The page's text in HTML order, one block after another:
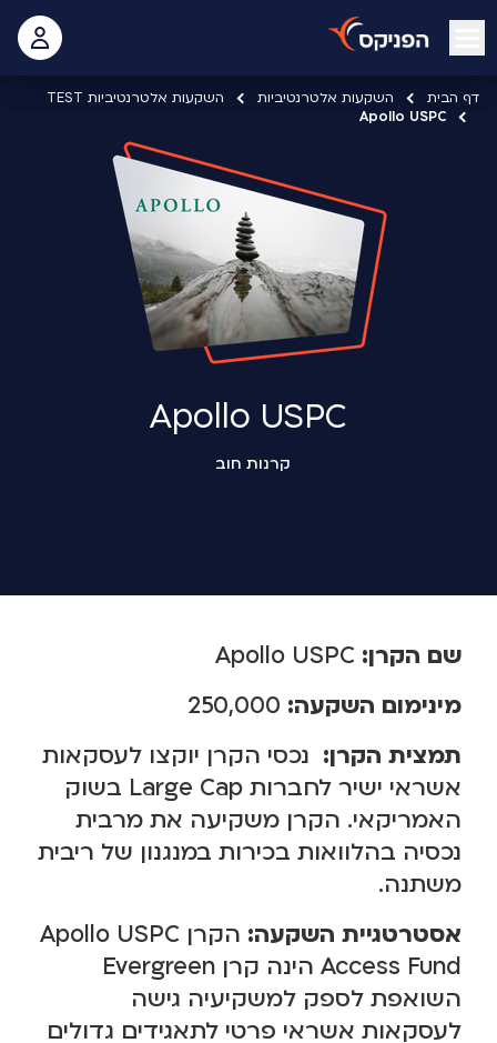
open mobile menu
דף הבית השקעות אלטרנטיביות
השקעות אלטרנטיביות TEST
Apollo USPC
Apollo USPC
קרנות חוב
שם הקרן:
מינימום השקעה:
תמצית הקרן: נכסי הקרן יוקצו לעסקאות
אשראי ישיר לחברות Large Cap בשוק
האמריקאי. הקרן משקיעה את מרבית
נכסיה בהלוואות בכירות במנגנון של ריבית
משתנה.
אסטרטגיית השקעה:
הקרן Apollo USPC
Access Fund הינה קרן Evergreen
השואפת לספק למשקיעיה גישה
לעסקאות אשראי פרטי לתאגידים גדולים